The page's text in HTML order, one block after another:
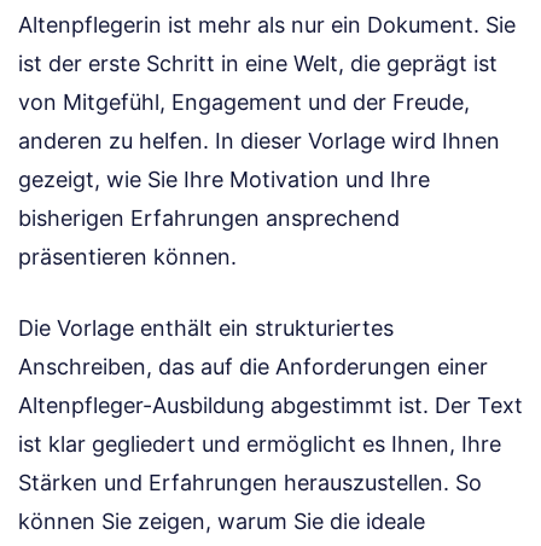
Altenpflegerin ist mehr als nur ein Dokument. Sie
ist der erste Schritt in eine Welt, die geprägt ist
von Mitgefühl, Engagement und der Freude,
anderen zu helfen. In dieser Vorlage wird Ihnen
gezeigt, wie Sie Ihre Motivation und Ihre
bisherigen Erfahrungen ansprechend
präsentieren können.
Die Vorlage enthält ein strukturiertes
Anschreiben, das auf die Anforderungen einer
Altenpfleger-Ausbildung abgestimmt ist. Der Text
ist klar gegliedert und ermöglicht es Ihnen, Ihre
Stärken und Erfahrungen herauszustellen. So
können Sie zeigen, warum Sie die ideale